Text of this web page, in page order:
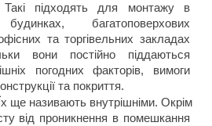
підходять для монтажу в
багатоповерхових
та торгівельних закладах
вони постійно піддаються
погодних факторів, вимоги
та покриття.
ще називають внутрішніми. Окрім
від проникнення в помешкання